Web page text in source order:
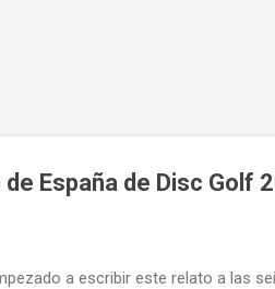
España de Disc Golf
a escribir este relato a las